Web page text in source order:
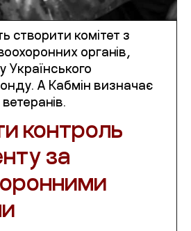
створити комітет з
органів,
Українського
А Кабмін визначає
контроль
за